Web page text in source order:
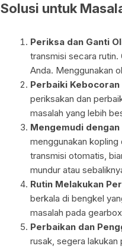
Solusi untuk
Periksa dan Ganti
transmisi secara rutin.
Anda. Menggunakan
Perbaiki
periksakan dan
masalah yang lebih
Mengemudi dengan
menggunakan kopling
transmisi otomatis,
mundur atau
Rutin Melakukan
berkala di bengkel
masalah pada
Perbaikan dan
rusak, segera lakukan